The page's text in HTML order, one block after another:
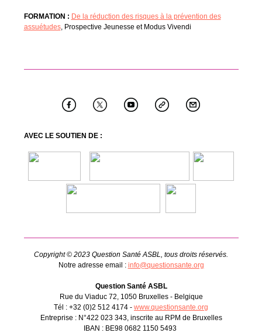
FORMATION : De la réduction des risques à la prévention des
assuétudes, Prospective Jeunesse et Modus Vivendi
AVEC LE SOUTIEN DE :
Copyright © 2023 Question Santé ASBL, tous droits réservés.
Notre adresse email : info@questionsante.org
Question Santé ASBL
Rue du Viaduc 72, 1050 Bruxelles - Belgique
Tél : +32 (0)2 512 4174 - www.questionsante.org
Entreprise : N°422 023 343, inscrite au RPM de Bruxelles
IBAN : BE98 0682 1150 5493